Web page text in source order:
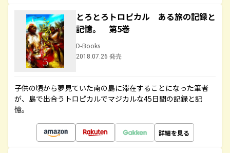
とろとろトロピカル ある旅の記録と
記憶。 第5巻
D-Books
2018.07.26 発売
子供の頃から夢見ていた南の島に滞在することになった筆者
が、島で出合うトロピカルでマジカルな45日間の記録と記
憶。
詳細を見る